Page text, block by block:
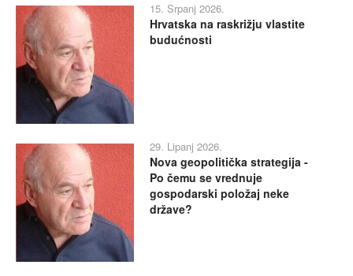
15. Srpanj 2026.
Hrvatska na raskrižju vlastite
budućnosti
29. Lipanj 2026.
Nova geopolitička strategija -
Po čemu se vrednuje
gospodarski položaj neke
države?